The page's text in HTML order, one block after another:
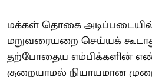
மக்கள் தொகை
மறுவரையறை செய்யக்
தற்போதைய எம்பிக்களின்
குறையாமல் நியாயமான